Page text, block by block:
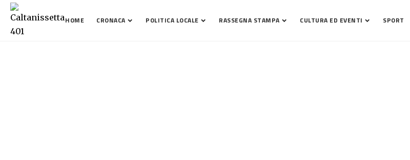
HOME CRONACA POLITICA LOCALE RASSEGNA STAMPA CULTURA ED EVENTI SPORT